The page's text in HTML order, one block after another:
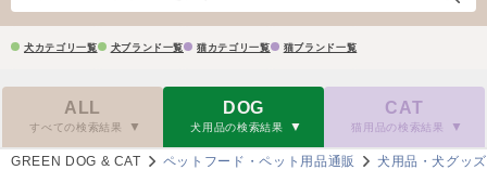
犬カテゴリ一覧 犬ブランド一覧 猫カテゴリ一覧 猫ブランド一覧
ALL
すべての検索結果
DOG
犬用品の検索結果
CAT
猫用品の検索結果
GREEN DOG & CAT ペットフード・ペット用品通販 犬用品・犬グッズ